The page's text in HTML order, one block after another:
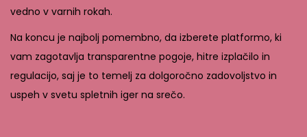
vedno v varnih rokah.
Na koncu je najbolj pomembno, da izberete platformo, ki
vam zagotavlja transparentne pogoje, hitre izplačilo in
regulacijo, saj je to temelj za dolgoročno zadovoljstvo in
uspeh v svetu spletnih iger na srečo.